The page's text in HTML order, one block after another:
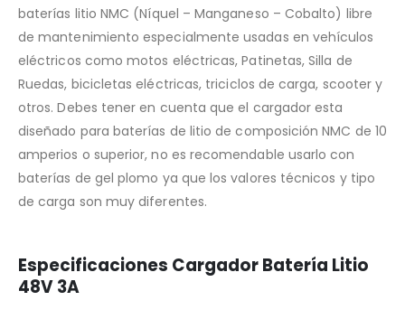
baterías litio NMC (Níquel – Manganeso – Cobalto) libre
de mantenimiento especialmente usadas en vehículos
eléctricos como motos eléctricas, Patinetas, Silla de
Ruedas, bicicletas eléctricas, triciclos de carga, scooter y
otros. Debes tener en cuenta que el cargador esta
diseñado para baterías de litio de composición NMC de 10
amperios o superior, no es recomendable usarlo con
baterías de gel plomo ya que los valores técnicos y tipo
de carga son muy diferentes.
Especificaciones Cargador Batería Litio
48V 3A